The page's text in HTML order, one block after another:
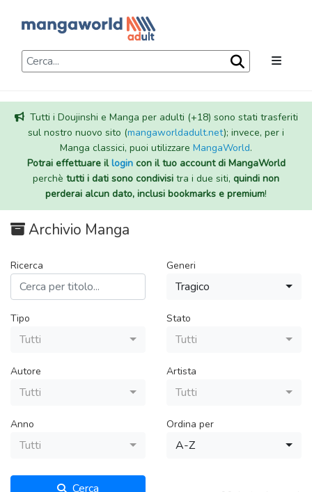
Tutti i Doujinshi e Manga per adulti (+18) sono stati trasferiti
sul nostro nuovo sito (mangaworldadult.net); invece, per i
Manga classici, puoi utilizzare MangaWorld.
Potrai effettuare illogincon il tuo account di MangaWorld
perchè tutti i dati sono condivisi tra i due siti, quindi non
perderai alcun dato, inclusi bookmarks e premium!
Archivio Manga
Ricerca Generi
Tragico
Tipo
Tutti
Stato
Tutti
Autore
Tutti
Artista
Tutti
Anno
Tutti
Ordina per
A-Z
Cerca